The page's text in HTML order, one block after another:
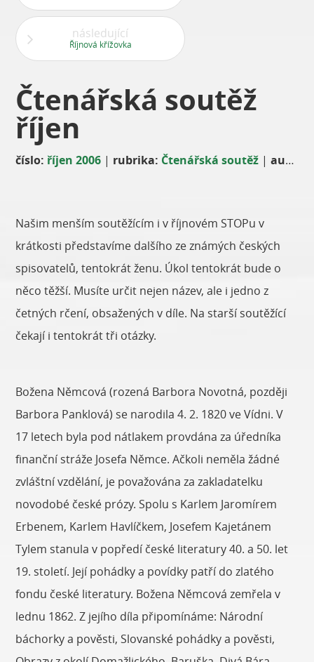
následující
Říjnová křížovka
Čtenářská soutěž
říjen
číslo: říjen 2006 | rubrika: Čtenářská soutěž |autor:
Našim menším soutěžícím i v říjnovém STOPu v
krátkosti představíme dalšího ze známých českých
spisovatelů, tentokrát ženu. Úkol tentokrát bude o
něco těžší. Musíte určit nejen název, ale i jedno z
četných rčení, obsažených v díle. Na starší soutěžící
čekají i tentokrát tři otázky.
Božena Němcová (rozená Barbora Novotná, později
Barbora Panklová) se narodila 4. 2. 1820 ve Vídni. V
17 letech byla pod nátlakem provdána za úředníka
finanční stráže Josefa Němce. Ačkoli neměla žádné
zvláštní vzdělání, je považována za zakladatelku
novodobé české prózy. Spolu s Karlem Jaromírem
Erbenem, Karlem Havlíčkem, Josefem Kajetánem
Tylem stanula v popředí české literatury 40. a 50. let
19. století. Její pohádky a povídky patří do zlatého
fondu české literatury. Božena Němcová zemřela v
lednu 1862. Z jejího díla připomínáme: Národní
báchorky a pověsti, Slovanské pohádky a pověsti,